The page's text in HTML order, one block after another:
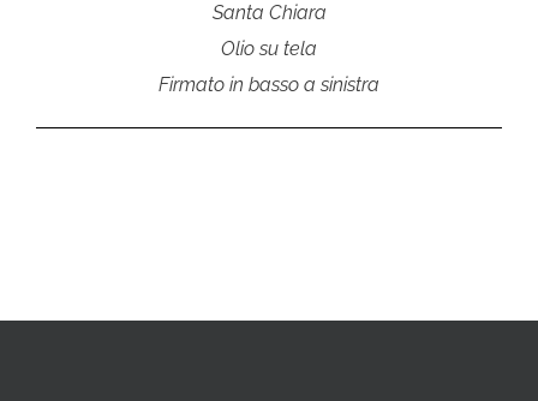
Santa Chiara
Olio su tela
Firmato in basso a sinistra